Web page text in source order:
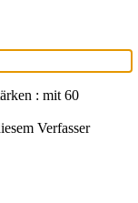
: mit 60
Verfasser